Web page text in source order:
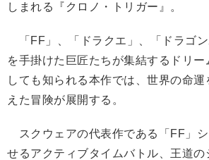
しまれる『クロノ・トリガー』。
「FF」、「ドラクエ」、「ドラゴ
を手掛けた巨匠たちが集結するドリー
しても知られる本作では、世界の命運
えた冒険が展開する。
スクウェアの代表作である「FF」シ
せるアクティブタイムバトル、王道の